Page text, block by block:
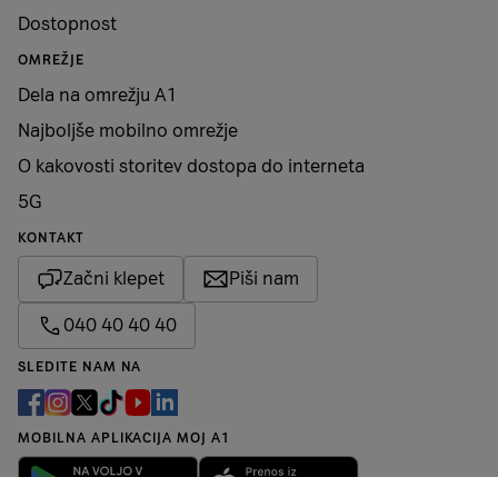
Dostopnost
OMREŽJE
Dela na omrežju A1
Najboljše mobilno omrežje
O kakovosti storitev dostopa do interneta
5G
KONTAKT
Začni klepet Piši nam
040 40 40 40
SLEDITE NAM NA
MOBILNA APLIKACIJA MOJ A1